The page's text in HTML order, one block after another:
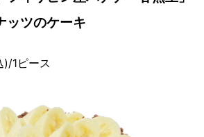
ッツのケーキ
)/1ピース